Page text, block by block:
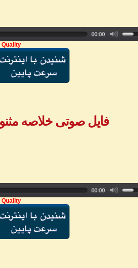
Quality
فایل صوتی خلاصه مثنوی - بخش
Quality